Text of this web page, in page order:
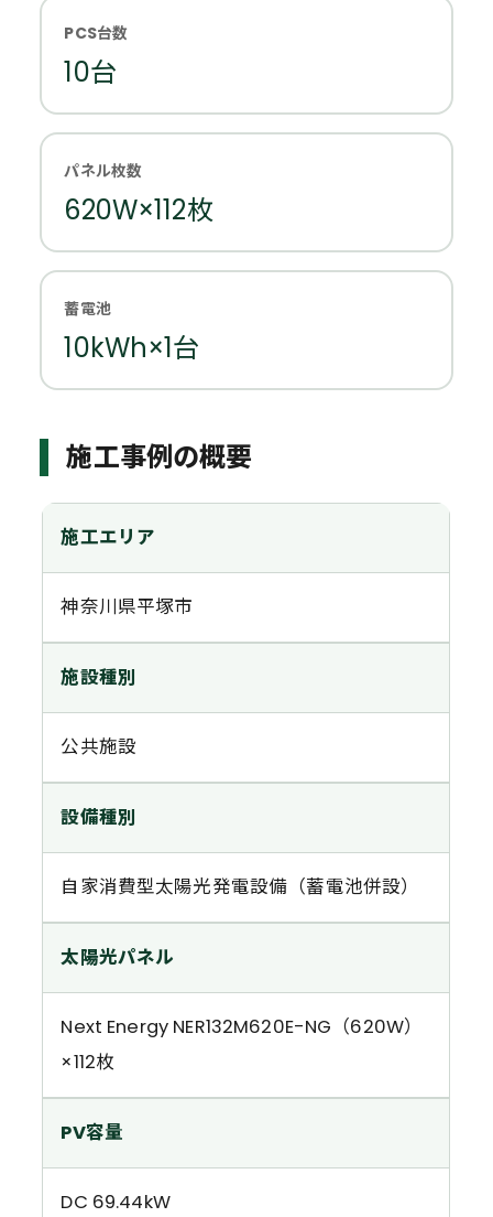
PCS台数
10台
パネル枚数
620W×112枚
蓄電池
10kWh×1台
施工事例の概要
施工エリア
神奈川県平塚市
施設種別
公共施設
設備種別
自家消費型太陽光発電設備（蓄電池併設）
太陽光パネル
Next Energy NER132M620E-NG（620W）
×112枚
PV容量
DC 69.44kW